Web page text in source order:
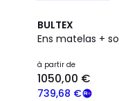
BULTEX
Ens matelas +
à partir de
739,68 €
1050,00 €